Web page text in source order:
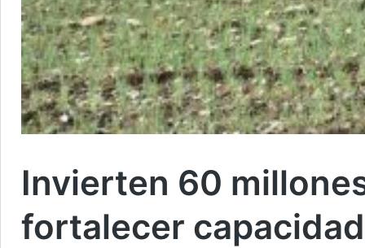
Invierten 60
fortalecer